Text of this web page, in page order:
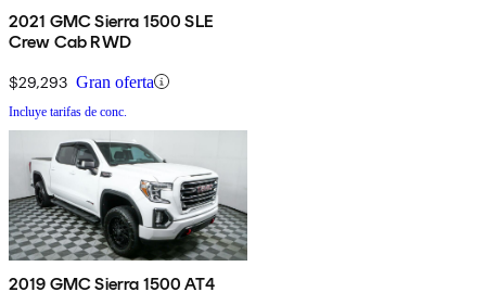
2021 GMC Sierra 1500 SLE
Crew Cab RWD
$29,293 Gran oferta
Incluye tarifas de conc.
2019 GMC Sierra 1500 AT4